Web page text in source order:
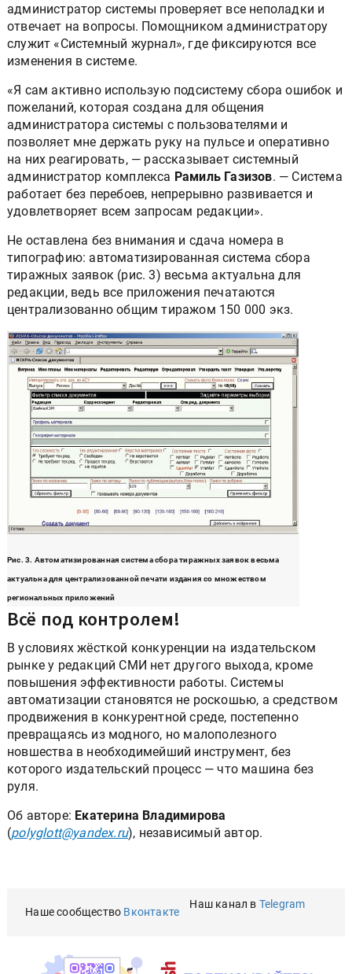
администратор системы проверяет все неполадки и
отвечает на вопросы. Помощником администратору
служит «Системный журнал», где фиксируются все
изменения в системе.
«Я сам активно использую подсистему сбора ошибок и
пожеланий, которая создана для общения
администратора системы с пользователями и
позволяет мне держать руку на пульсе и оперативно
на них реагировать, — рассказывает системный
администратор комплекса Рамиль Газизов. — Система
работает без перебоев, непрерывно развивается и
удовлетворяет всем запросам редакции».
Не оставлена без внимания и сдача номера в
типографию: автоматизированная система сбора
тиражных заявок (рис. 3) весьма актуальна для
редакции, ведь все приложения печатаются
централизованно общим тиражом 150 000 экз.
Рис. 3. Автоматизированная система сбора тиражных заявок весьма
актуальна для централизованной печати издания со множеством
региональных приложений
Всё под контролем!
В условиях жёсткой конкуренции на издательском
рынке у редакций СМИ нет другого выхода, кроме
повышения эффективности работы. Системы
автоматизации становятся не роскошью, а средством
продвижения в конкурентной среде, постепенно
превращаясь из модного, но малополезного
новшества в необходимейший инструмент, без
которого издательский процесс — что машина без
руля.
Об авторе: Екатерина Владимирова
(polyglott@yandex.ru), независимый автор.
Наше сообщество Вконтакте
Наш канал в Telegram